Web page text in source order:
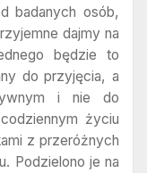
badanych osób,
dajmy na
będzie to
do przyjęcia, a
i nie do
życiu
z przeróżnych
Podzielono je na